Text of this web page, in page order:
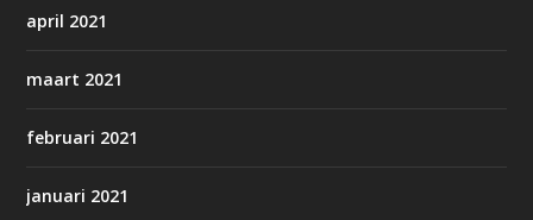
april 2021
maart 2021
februari 2021
januari 2021